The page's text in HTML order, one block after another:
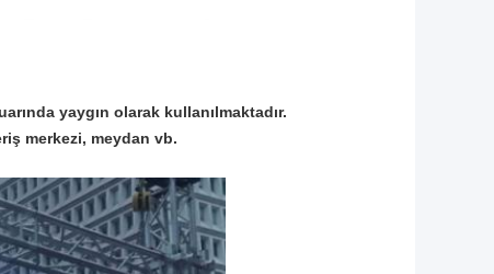
yaygın olarak kullanılmaktadır.
merkezi, meydan vb.